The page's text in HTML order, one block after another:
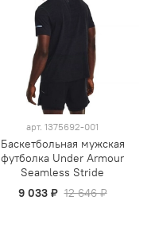
арт. 1375692-001
Баскетбольная мужская
футболка Under Armour
Seamless Stride
9 033 ₽ 12 646 ₽